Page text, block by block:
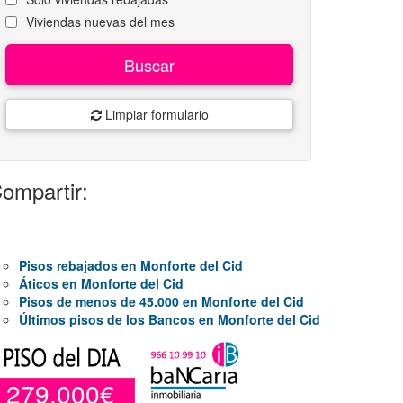
Viviendas nuevas del mes
Buscar
Limpiar formulario
Pisos rebajados en Monforte del Cid
Áticos en Monforte del Cid
Pisos de menos de 45.000 en Monforte del Cid
Últimos pisos de los Bancos en Monforte del Cid
279.000€